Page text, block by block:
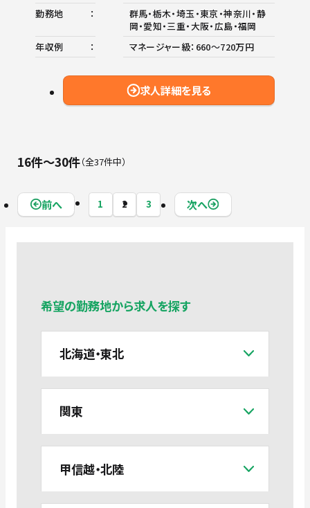
勤務地
群馬・栃木・埼玉・東京・神奈川・静
岡・愛知・三重・大阪・広島・福岡
年収例
マネージャー級：660～720万円
求人詳細を見る
前へ 1 2 3 次へ
16件〜30件 全37件中
希望の勤務地から求人を探す
北海道・東北
関東
甲信越・北陸